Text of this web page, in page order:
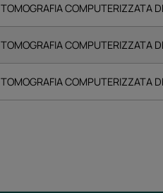
TOMOGRAFIA COMPUTERIZZATA
TOMOGRAFIA COMPUTERIZZATA
TOMOGRAFIA COMPUTERIZZATA